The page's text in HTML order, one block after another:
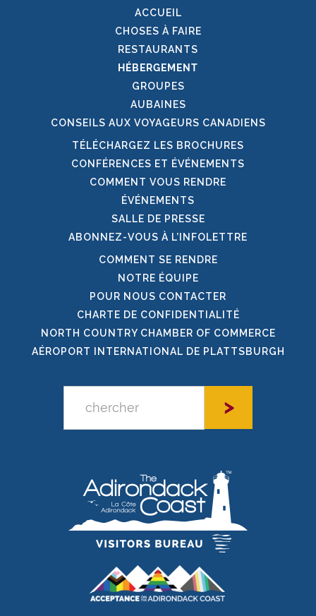
ACCUEIL
CHOSES À FAIRE
RESTAURANTS
HÉBERGEMENT
GROUPES
AUBAINES
CONSEILS AUX VOYAGEURS CANADIENS
TÉLÉCHARGEZ LES BROCHURES
CONFÉRENCES ET ÉVÉNEMENTS
COMMENT VOUS RENDRE
ÉVÉNEMENTS
SALLE DE PRESSE
ABONNEZ-VOUS À L’INFOLETTRE
COMMENT SE RENDRE
NOTRE ÉQUIPE
POUR NOUS CONTACTER
CHARTE DE CONFIDENTIALITÉ
NORTH COUNTRY CHAMBER OF COMMERCE
AÉROPORT INTERNATIONAL DE PLATTSBURGH